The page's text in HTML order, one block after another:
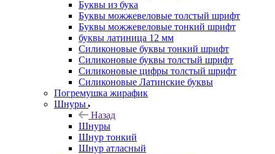
Буквы из бука
Буквы можжевеловые толстый шрифт
Буквы можжевеловые тонкий шрифт
буквы латиница 12 мм
Силиконовые буквы тонкий шрифт
Силиконовые буквы толстый шрифт
Силиконовые цифры толстый шрифт
Силиконовые Латинские буквы
Погремушка жирафик
Шнуры
Назад
Шнуры
Шнур тонкий
Шнур атласный